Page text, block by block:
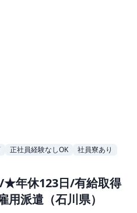
正社員経験なしOK 社員寮あり
★年休123日/有給取得
派遣（石川県）